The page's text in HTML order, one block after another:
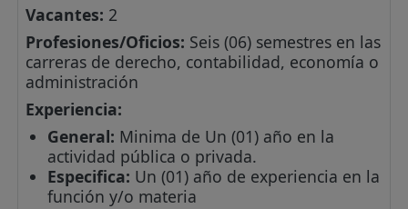
Vacantes: 2
Profesiones/Oficios: Seis (06) semestres en las
carreras de derecho, contabilidad, economía o
administración
Experiencia:
General: Minima de Un (01) año en la
actividad pública o privada.
Especifica: Un (01) año de experiencia en la
función y/o materia